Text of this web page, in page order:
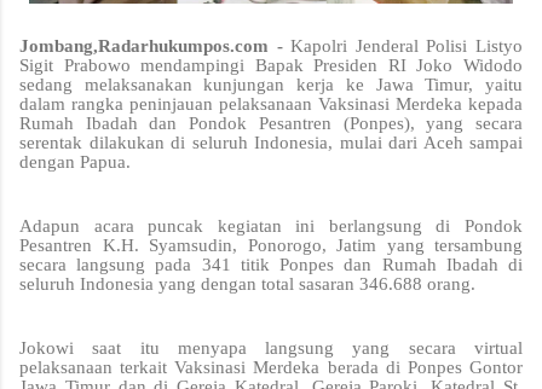
Jombang,Radarhukumpos.com -Kapolri Jenderal Polisi Listyo
Sigit Prabowo mendampingi Bapak Presiden RI Joko Widodo
sedang melaksanakan kunjungan kerja ke Jawa Timur, yaitu
dalam rangka peninjauan pelaksanaan Vaksinasi Merdeka kepada
Rumah Ibadah dan Pondok Pesantren (Ponpes), yang secara
serentak dilakukan di seluruh Indonesia, mulai dari Aceh sampai
dengan Papua.
Adapun acara puncak kegiatan ini berlangsung di Pondok
Pesantren K.H. Syamsudin, Ponorogo, Jatim yang tersambung
secara langsung pada 341 titik Ponpes dan Rumah Ibadah di
seluruh Indonesia yang dengan total sasaran 346.688 orang.
Jokowi saat itu menyapa langsung yang secara virtual
pelaksanaan terkait Vaksinasi Merdeka berada di Ponpes Gontor